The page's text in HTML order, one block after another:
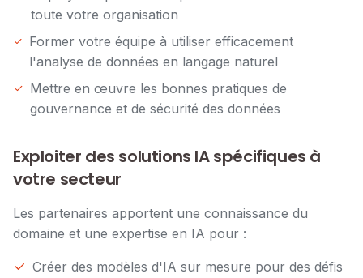
toute votre organisation
Former votre équipe à utiliser efficacement
l'analyse de données en langage naturel
Mettre en œuvre les bonnes pratiques de
gouvernance et de sécurité des données
Exploiter des solutions IA spécifiques à
votre secteur
Les partenaires apportent une connaissance du
domaine et une expertise en IA pour :
Créer des modèles d'IA sur mesure pour des défis